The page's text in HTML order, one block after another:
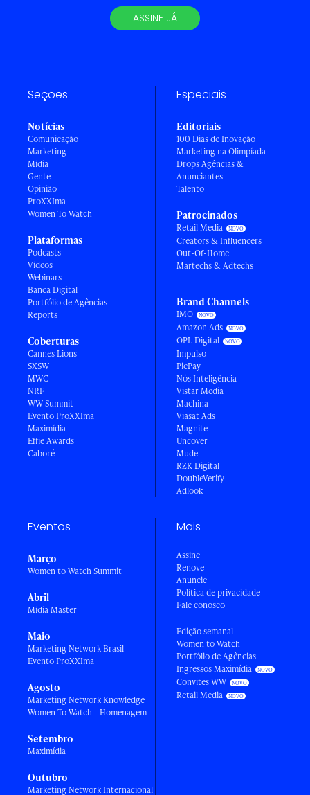
ASSINE JÁ
Seções
Notícias
Comunicação
Marketing
Mídia
Gente
Opinião
ProXXIma
Women To Watch
Plataformas
Podcasts
Vídeos
Webinars
Banca Digital
Portfólio de Agências
Reports
Coberturas
Cannes Lions
SXSW
MWC
NRF
WW Summit
Evento ProXXIma
Maximídia
Effie Awards
Caboré
Especiais
Editoriais
100 Dias de Inovação
Marketing na Olimpíada
Drops Agências &
Anunciantes
Talento
Patrocinados
Retail Media
Creators & Influencers
Out-Of-Home
Martechs & Adtechs
Brand Channels
IMO
Amazon Ads
OPL Digital
Impulso
PicPay
Nós Inteligência
Vistar Media
Machina
Viasat Ads
Magnite
Uncover
Mude
RZK Digital
DoubleVerify
Adlook
Eventos
Março
Women to Watch Summit
Abril
Mídia Master
Maio
Marketing Network Brasil
Evento ProXXIma
Agosto
Marketing Network Knowledge
Women To Watch - Homenagem
Setembro
Maximídia
Outubro
Marketing Network Internacional
Mais
Assine
Renove
Anuncie
Política de privacidade
Fale conosco
Edição semanal
Women to Watch
Portfólio de Agências
Ingressos Maximídia
Convites WW
Retail Media